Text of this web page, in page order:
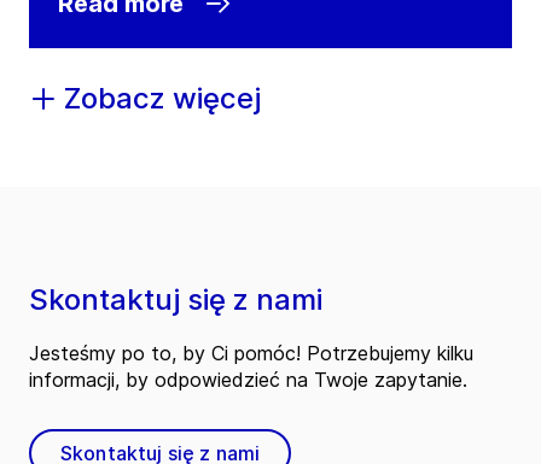
Zobacz więcej
Skontaktuj się z nami
Jesteśmy po to, by Ci pomóc! Potrzebujemy kilku
informacji, by odpowiedzieć na Twoje zapytanie.
Skontaktuj się z nami